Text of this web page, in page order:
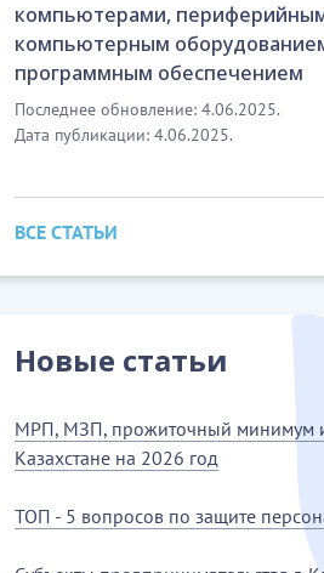
компьютерами,
компьютерным
программным обеспечением
Последнее обновление: 4.06.2025.
Дата публикации: 4.06.2025.
ВСЕ СТАТЬИ
Новые статьи
МРП, МЗП, прожиточный минимум
Казахстане на 2026 год
ТОП - 5 вопросов по защите